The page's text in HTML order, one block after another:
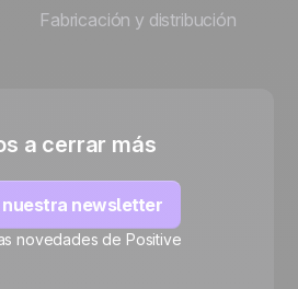
Fabricación y distribución
a cerrar más
newsletter
novedades de Positive